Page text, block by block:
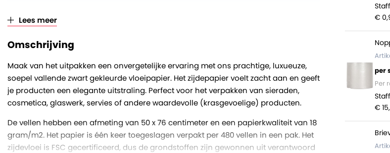
Verkoopeenheid
Lees meer
Omschrijving
Maak van het uitpakken een onvergetelijke ervaring met ons prachtige, luxueuze,
soepel vallende zwart gekleurde vloeipapier. Het zijdepapier voelt zacht aan en geeft
je producten een elegante uitstraling. Perfect voor het verpakken van sieraden,
cosmetica, glaswerk, servies of andere waardevolle (krasgevoelige) producten.
De vellen hebben een afmeting van 50 x 76 centimeter en een papierkwaliteit van 18
gram/m2. Het papier is één keer toegeslagen verpakt per 480 vellen in een pak. Het
zijdevloei is FSC gecertificeerd, dus de grondstoffen zijn gewonnen uit verantwoord
€
per
Per
€